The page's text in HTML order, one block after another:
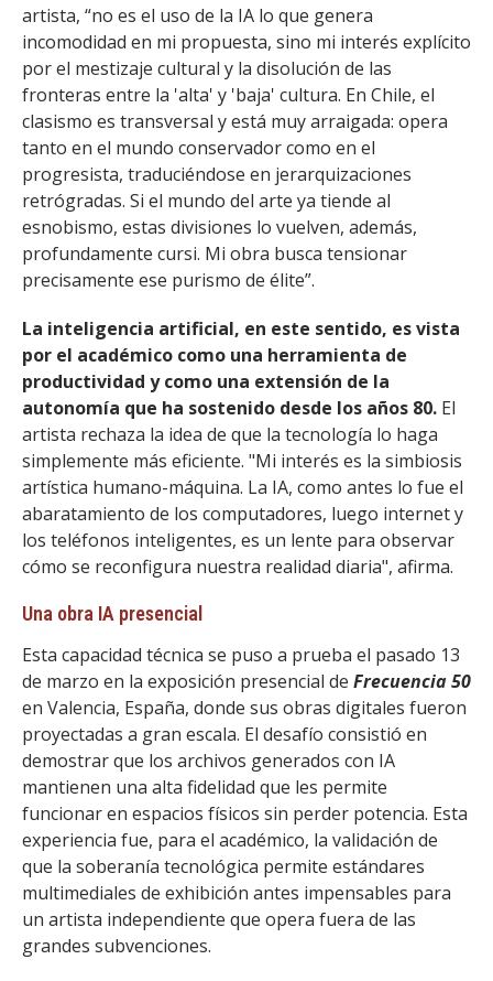
artista, “no es el uso de la IA lo que genera
incomodidad en mi propuesta, sino mi interés explícito
por el mestizaje cultural y la disolución de las
fronteras entre la 'alta' y 'baja' cultura. En Chile, el
clasismo es transversal y está muy arraigada: opera
tanto en el mundo conservador como en el
progresista, traduciéndose en jerarquizaciones
retrógradas. Si el mundo del arte ya tiende al
esnobismo, estas divisiones lo vuelven, además,
profundamente cursi. Mi obra busca tensionar
precisamente ese purismo de élite”.
La inteligencia artificial, en este sentido, es vista
por el académico como una herramienta de
productividad y como una extensión de la
autonomía que ha sostenido desde los años 80. El
artista rechaza la idea de que la tecnología lo haga
simplemente más eficiente. "Mi interés es la simbiosis
artística humano-máquina. La IA, como antes lo fue el
abaratamiento de los computadores, luego internet y
los teléfonos inteligentes, es un lente para observar
cómo se reconfigura nuestra realidad diaria", afirma.
Una obra IA presencial
Esta capacidad técnica se puso a prueba el pasado 13
de marzo en la exposición presencial de Frecuencia 50
en Valencia, España, donde sus obras digitales fueron
proyectadas a gran escala. El desafío consistió en
demostrar que los archivos generados con IA
mantienen una alta fidelidad que les permite
funcionar en espacios físicos sin perder potencia. Esta
experiencia fue, para el académico, la validación de
que la soberanía tecnológica permite estándares
multimediales de exhibición antes impensables para
un artista independiente que opera fuera de las
grandes subvenciones.